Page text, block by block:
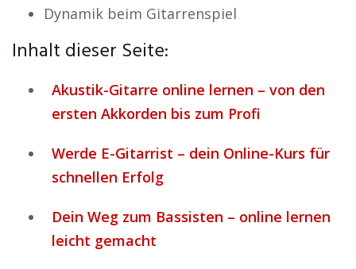
Dynamik beim Gitarrenspiel
Inhalt dieser Seite:
Akustik-Gitarre online lernen – von den
ersten Akkorden bis zum Profi
Werde E-Gitarrist – dein Online-Kurs für
schnellen Erfolg
Dein Weg zum Bassisten – online lernen
leicht gemacht